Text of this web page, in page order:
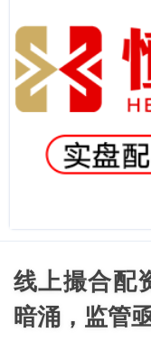
线上撮合配
暗涌，监管